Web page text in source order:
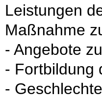
Leistungen
Maßnahme
- Angebote
- Fortbildung
-